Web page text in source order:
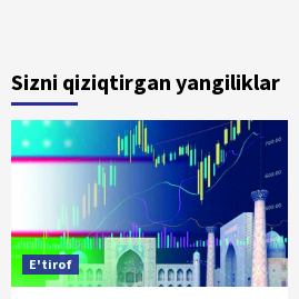
Sizni qiziqtirgan yangiliklar
E'tirof